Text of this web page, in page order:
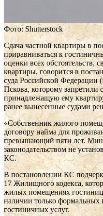
Фото: Shutterstock
Сдача частной квартиры в
приравниваться к
оценки всех обстоятельств,
квартиры, говорится в
суда Российской Федерации
Пскова, которому запретили
принадлежащую ему
ранее вынесенные судами
«Собственник жилого
договору найма для
превышающий пяти лет.
законодательством не
КС.
В постановлении КС
17 Жилищного кодекса,
жилых помещениях
наличии только формальных
гостиничных услуг.